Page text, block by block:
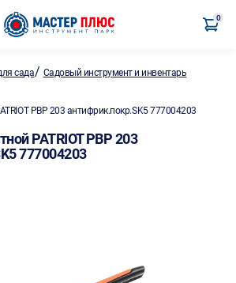
0
сада/ Садовый инструмент и инвентарь
PBP 203 антифрик.покр.SK5 777004203
PATRIOT PBP 203
777004203